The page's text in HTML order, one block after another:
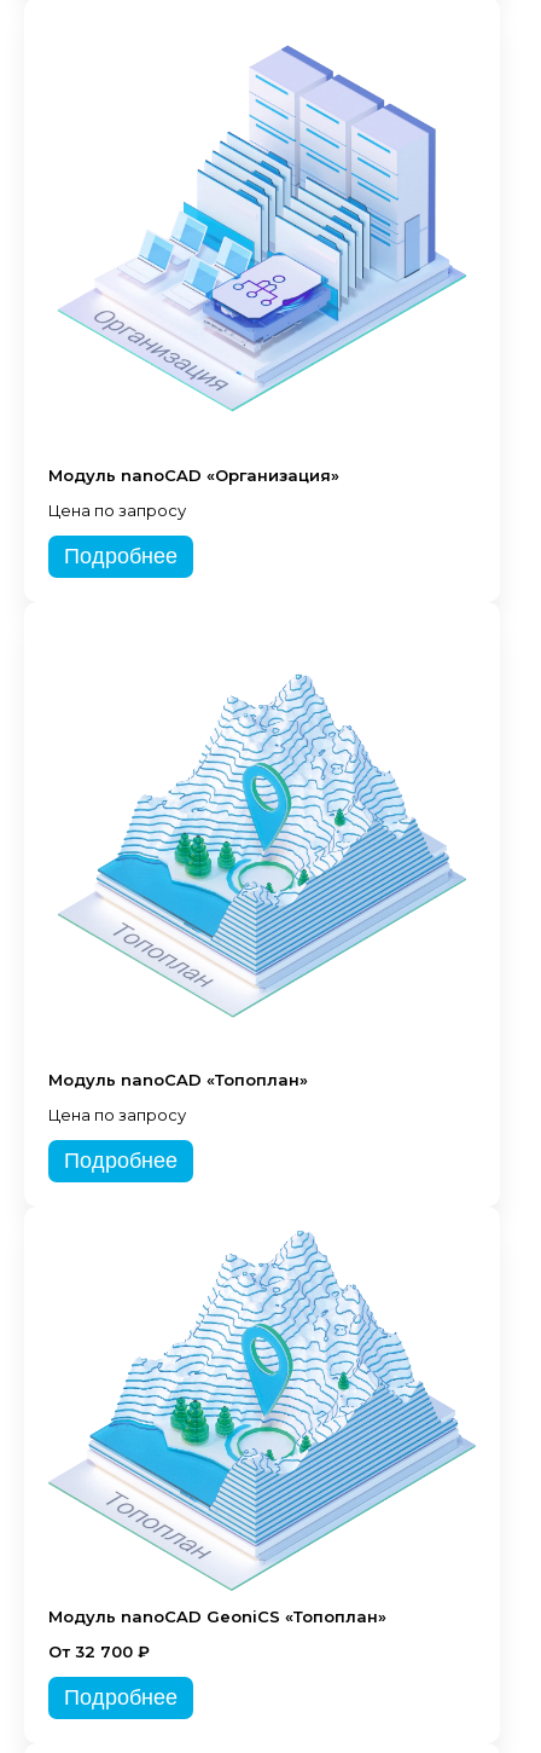
Модуль nanoCAD «Организация»
Цена по запросу
Подробнее
Модуль nanoCAD «Топоплан»
Цена по запросу
Подробнее
Модуль nanoCAD GeoniCS «Топоплан»
От 32 700 ₽
Подробнее